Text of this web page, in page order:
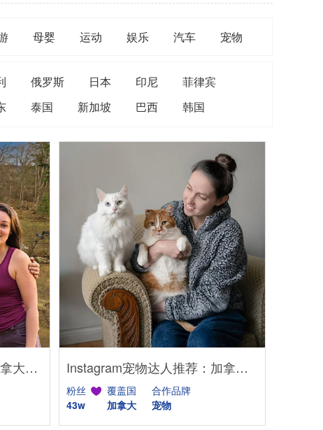
母婴 运动 娱乐 汽车 宠物
俄罗斯 日本 印尼
菲律宾
泰国 新加坡 巴西 韩国
YouTube家居达人推荐：加拿大DIY建筑生活kol博主 Instagram宠物达人推荐：加拿大猫咪生活博主，适合宠物品牌合作
粉丝
43w
覆盖国
加拿大
合作品牌
宠物